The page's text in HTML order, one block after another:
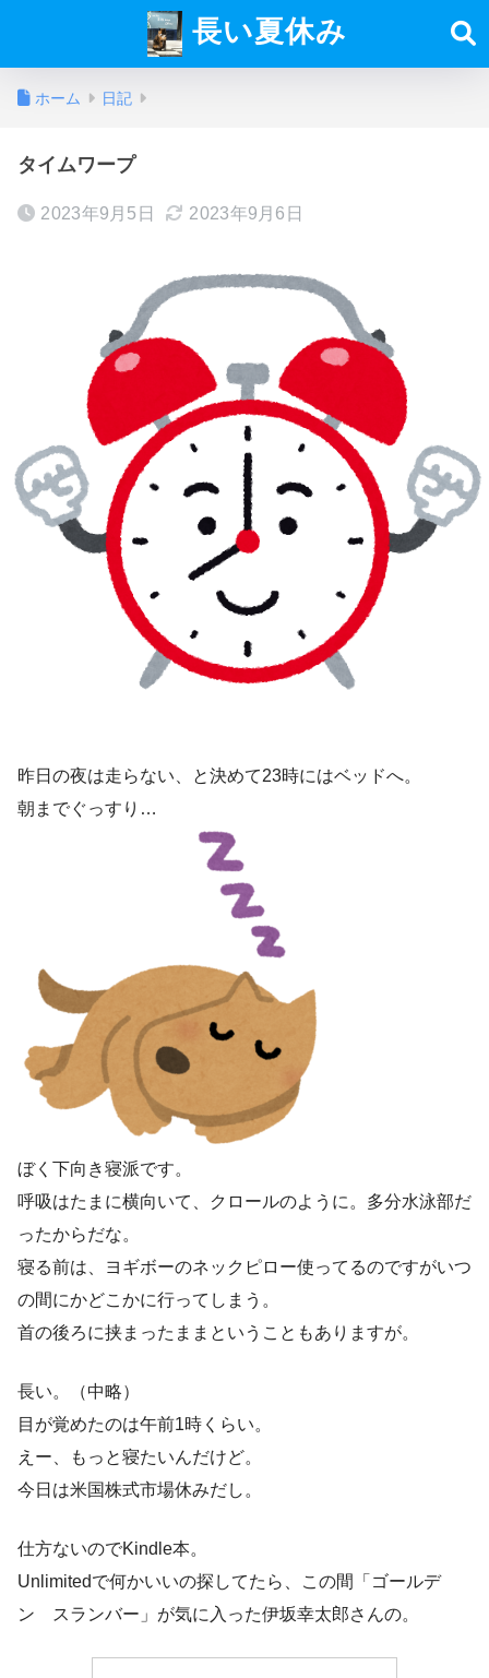
長い夏休み
ホーム 日記
タイムワープ
2023年9月5日 2023年9月6日
昨日の夜は走らない、と決めて23時にはベッドへ。
朝までぐっすり…
ぼく下向き寝派です。
呼吸はたまに横向いて、クロールのように。多分水泳部だ
ったからだな。
寝る前は、ヨギボーのネックピロー使ってるのですがいつ
の間にかどこかに行ってしまう。
首の後ろに挟まったままということもありますが。
長い。（中略）
目が覚めたのは午前1時くらい。
えー、もっと寝たいんだけど。
今日は米国株式市場休みだし。
仕方ないのでKindle本。
Unlimitedで何かいいの探してたら、この間「ゴールデ
ン スランバー」が気に入った伊坂幸太郎さんの。